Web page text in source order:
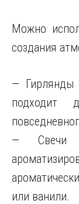
Можно
создания
— Гирлянды
— Свечи
или ванили.